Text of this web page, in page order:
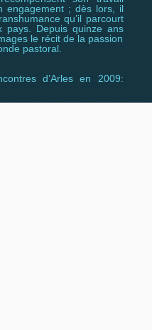
engagement ; dès lors, il
qu’il parcourt
Depuis quinze ans
le récit de la passion
pastoral.
d’Arles en 2009: